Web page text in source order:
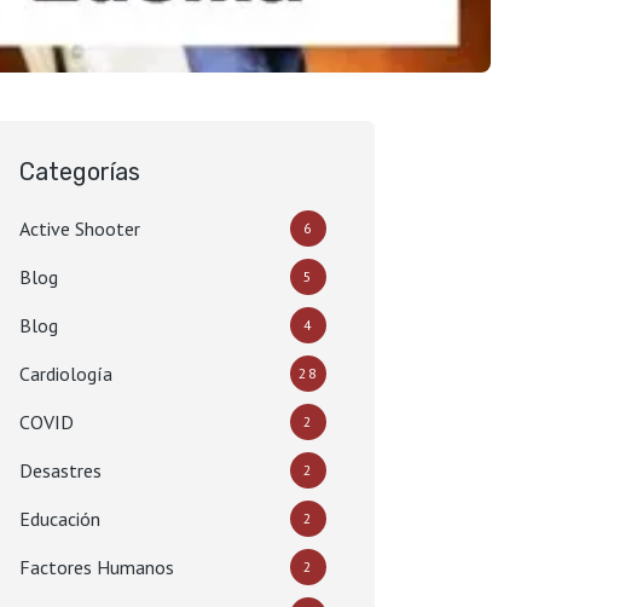
Categorías
Active Shooter 6
Blog 5
Blog 4
Cardiología 28
COVID 2
Desastres 2
Educación 2
Factores Humanos 2